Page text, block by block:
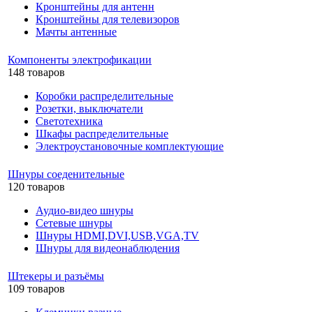
Кронштейны для антенн
Кронштейны для телевизоров
Мачты антенные
Компоненты электрофикации
148 товаров
Коробки распределительные
Розетки, выключатели
Светотехника
Шкафы распределительные
Электроустановочные комплектующие
Шнуры соеденительные
120 товаров
Аудио-видео шнуры
Сетевые шнуры
Шнуры HDMI,DVI,USB,VGA,TV
Шнуры для видеонаблюдения
Штекеры и разъёмы
109 товаров